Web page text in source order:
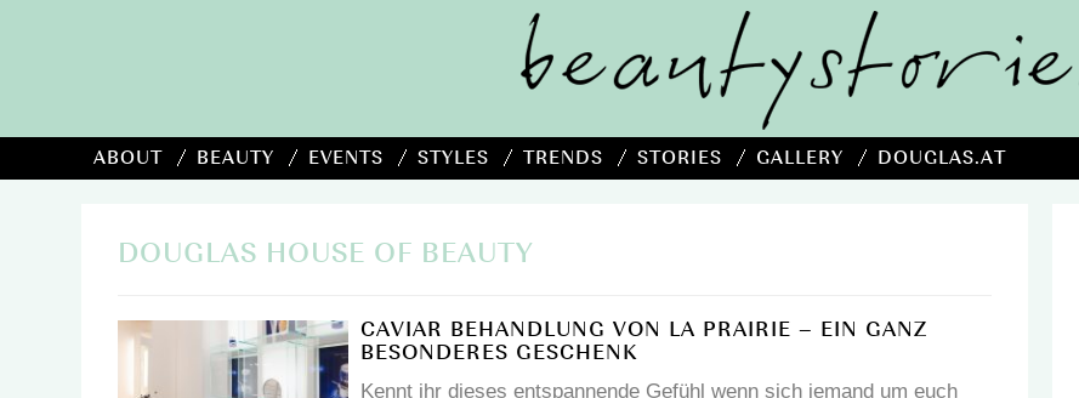
ABOUT BEAUTY EVENTS STYLES TRENDS STORIES GALLERY DOUGLAS.AT
DOUGLAS HOUSE OF BEAUTY
CAVIAR BEHANDLUNG VON LA PRAIRIE – EIN GANZ
BESONDERES GESCHENK
Kennt ihr dieses entspannende Gefühl wenn sich jemand um euch